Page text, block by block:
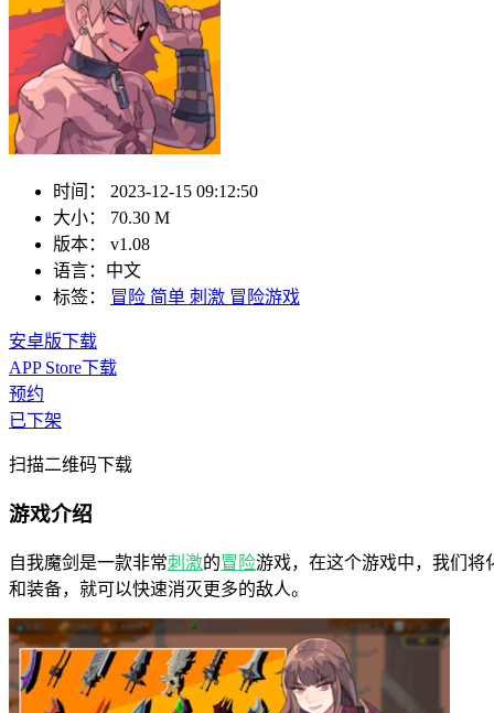
时间：
2023-12-15 09:12:50
大小：
70.30 M
版本：
v1.08
语言： 中文
标签：
冒险 简单 刺激 冒险游戏
安卓版下载
APP Store下载
预约
已下架
扫描二维码下载
游戏介绍
自我魔剑是一款非常刺激的冒险游戏，在这个游戏中，我们将
和装备，就可以快速消灭更多的敌人。